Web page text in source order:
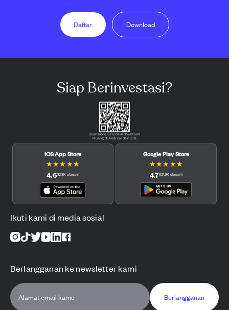
Daftar Download
Siap Berinvestasi?
Scan kode QR untuk download
Pluang di Android dan iOS.
iOS App Store
★★★ ★★
4.6(12.3K ulasan)
Google Play Store
★★★ ★★
4.7(121.9K ulasan)
Ikuti kami di media sosial
Berlangganan ke newsletter kami
Berlangganan